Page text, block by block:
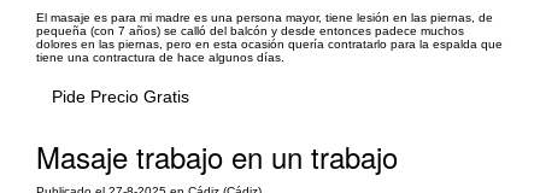
El masaje es para mi madre es una persona mayor, tiene lesión en las piernas, de
pequeña (con 7 años) se calló del balcón y desde entonces padece muchos
dolores en las piernas, pero en esta ocasión quería contratarlo para la espalda que
tiene una contractura de hace algunos días.
Pide Precio Gratis
Masaje trabajo en un trabajo